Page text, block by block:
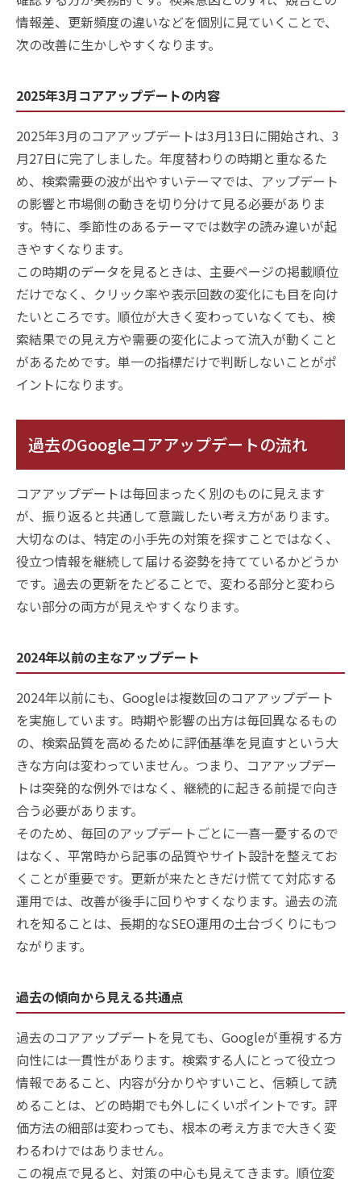
情報差、更新頻度の違いなどを個別に見ていくことで、
次の改善に生かしやすくなります。
2025年3月コアアップデートの内容
2025年3月のコアアップデートは3月13日に開始され、3
月27日に完了しました。年度替わりの時期と重なるた
め、検索需要の波が出やすいテーマでは、アップデート
の影響と市場側の動きを切り分けて見る必要がありま
す。特に、季節性のあるテーマでは数字の読み違いが起
きやすくなります。
この時期のデータを見るときは、主要ページの掲載順位
だけでなく、クリック率や表示回数の変化にも目を向け
たいところです。順位が大きく変わっていなくても、検
索結果での見え方や需要の変化によって流入が動くこと
があるためです。単一の指標だけで判断しないことがポ
イントになります。
過去のGoogleコアアップデートの流れ
コアアップデートは毎回まったく別のものに見えます
が、振り返ると共通して意識したい考え方があります。
大切なのは、特定の小手先の対策を探すことではなく、
役立つ情報を継続して届ける姿勢を持てているかどうか
です。過去の更新をたどることで、変わる部分と変わら
ない部分の両方が見えやすくなります。
2024年以前の主なアップデート
2024年以前にも、Googleは複数回のコアアップデート
を実施しています。時期や影響の出方は毎回異なるもの
の、検索品質を高めるために評価基準を見直すという大
きな方向は変わっていません。つまり、コアアップデー
トは突発的な例外ではなく、継続的に起きる前提で向き
合う必要があります。
そのため、毎回のアップデートごとに一喜一憂するので
はなく、平常時から記事の品質やサイト設計を整えてお
くことが重要です。更新が来たときだけ慌てて対応する
運用では、改善が後手に回りやすくなります。過去の流
れを知ることは、長期的なSEO運用の土台づくりにもつ
ながります。
過去の傾向から見える共通点
過去のコアアップデートを見ても、Googleが重視する方
向性には一貫性があります。検索する人にとって役立つ
情報であること、内容が分かりやすいこと、信頼して読
めることは、どの時期でも外しにくいポイントです。評
価方法の細部は変わっても、根本の考え方まで大きく変
わるわけではありません。
この視点で見ると、対策の中心も見えてきます。順位変